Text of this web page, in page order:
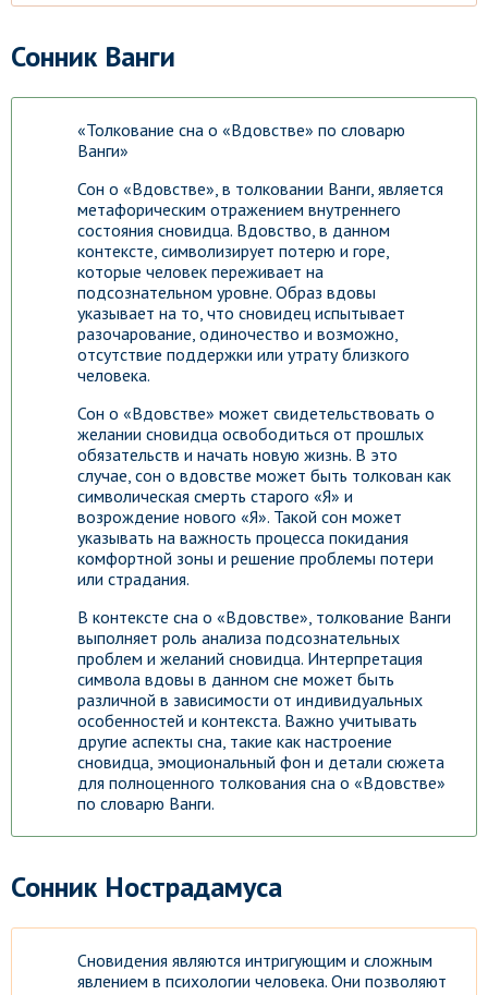
Сонник Ванги
«Толкование сна о «Вдовстве» по словарю
Ванги»
Сон о «Вдовстве», в толковании Ванги, является
метафорическим отражением внутреннего
состояния сновидца. Вдовство, в данном
контексте, символизирует потерю и горе,
которые человек переживает на
подсознательном уровне. Образ вдовы
указывает на то, что сновидец испытывает
разочарование, одиночество и возможно,
отсутствие поддержки или утрату близкого
человека.
Сон о «Вдовстве» может свидетельствовать о
желании сновидца освободиться от прошлых
обязательств и начать новую жизнь. В это
случае, сон о вдовстве может быть толкован как
символическая смерть старого «Я» и
возрождение нового «Я». Такой сон может
указывать на важность процесса покидания
комфортной зоны и решение проблемы потери
или страдания.
В контексте сна о «Вдовстве», толкование Ванги
выполняет роль анализа подсознательных
проблем и желаний сновидца. Интерпретация
символа вдовы в данном сне может быть
различной в зависимости от индивидуальных
особенностей и контекста. Важно учитывать
другие аспекты сна, такие как настроение
сновидца, эмоциональный фон и детали сюжета
для полноценного толкования сна о «Вдовстве»
по словарю Ванги.
Сонник Нострадамуса
Сновидения являются интригующим и сложным
явлением в психологии человека. Они позволяют